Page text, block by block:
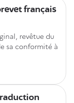
français
revêtue du
sa conformité à